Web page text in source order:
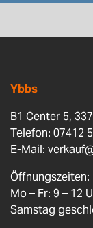
Ybbs
B1 Center 5,
Telefon: 07412
E-Mail:
Öffnungszeiten:
Mo – Fr: 9 – 12
Samstag